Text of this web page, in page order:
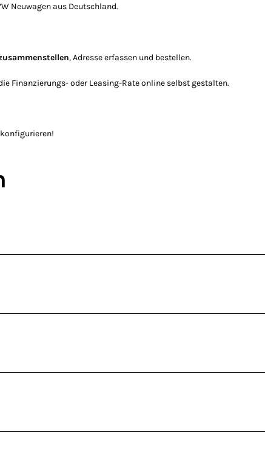
Neuwagen aus Deutschland.
, Adresse erfassen und bestellen.
Finanzierungs- oder Leasing-Rate online selbst gestalten.